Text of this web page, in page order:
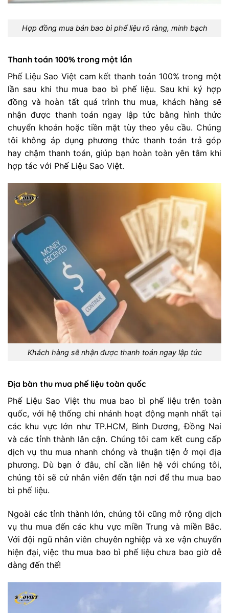
Hợp đồng mua bán bao bì phế liệu rõ ràng, minh bạch
Thanh toán 100% trong một lần
Phế Liệu Sao Việt cam kết thanh toán 100% trong một
lần sau khi thu mua bao bì phế liệu. Sau khi ký hợp
đồng và hoàn tất quá trình thu mua, khách hàng sẽ
nhận được thanh toán ngay lập tức bằng hình thức
chuyển khoản hoặc tiền mặt tùy theo yêu cầu. Chúng
tôi không áp dụng phương thức thanh toán trả góp
hay chậm thanh toán, giúp bạn hoàn toàn yên tâm khi
hợp tác với Phế Liệu Sao Việt.
Khách hàng sẽ nhận được thanh toán ngay lập tức
Địa bàn thu mua phế liệu toàn quốc
Phế Liệu Sao Việt thu mua bao bì phế liệu trên toàn
quốc, với hệ thống chi nhánh hoạt động mạnh nhất tại
các khu vực lớn như TP.HCM, Bình Dương, Đồng Nai
và các tỉnh thành lân cận. Chúng tôi cam kết cung cấp
dịch vụ thu mua nhanh chóng và thuận tiện ở mọi địa
phương. Dù bạn ở đâu, chỉ cần liên hệ với chúng tôi,
chúng tôi sẽ cử nhân viên đến tận nơi để thu mua bao
bì phế liệu.
Ngoài các tỉnh thành lớn, chúng tôi cũng mở rộng dịch
vụ thu mua đến các khu vực miền Trung và miền Bắc.
Với đội ngũ nhân viên chuyên nghiệp và xe vận chuyển
hiện đại, việc thu mua bao bì phế liệu chưa bao giờ dễ
dàng đến thế!